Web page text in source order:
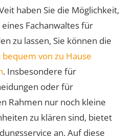
haben Sie die Möglichkeit,
Fachanwaltes für
zu lassen, Sie können die
von zu Hause
. Insbesondere für
oder für
Rahmen nur noch kleine
zu klären sind, bietet
an. Auf diese